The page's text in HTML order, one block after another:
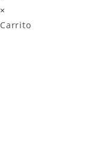
×
Carrito